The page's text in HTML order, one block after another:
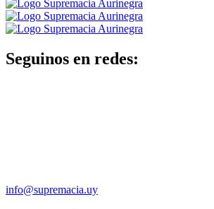
Seguinos en redes:
info@supremacia.uy